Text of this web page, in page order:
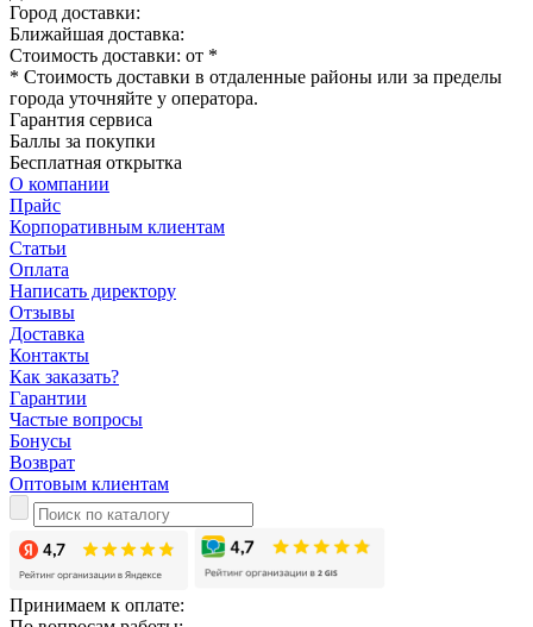
Город доставки:
Ближайшая доставка:
Стоимость доставки: от *
* Стоимость доставки в отдаленные районы или за пределы
города уточняйте у оператора.
Гарантия сервиса
Баллы за покупки
Бесплатная открытка
О компании
Прайс
Корпоративным клиентам
Статьи
Оплата
Написать директору
Отзывы
Доставка
Контакты
Как заказать?
Гарантии
Частые вопросы
Бонусы
Возврат
Оптовым клиентам
Принимаем к оплате: